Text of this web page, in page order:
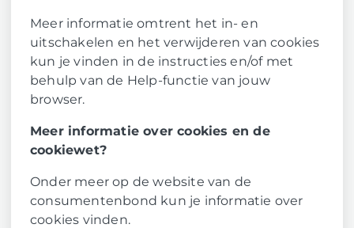
Meer informatie omtrent het in- en
uitschakelen en het verwijderen van cookies
kun je vinden in de instructies en/of met
behulp van de Help-functie van jouw
browser.
Meer informatie over cookies en de
cookiewet?
Onder meer op de website van de
consumentenbond kun je informatie over
cookies vinden.